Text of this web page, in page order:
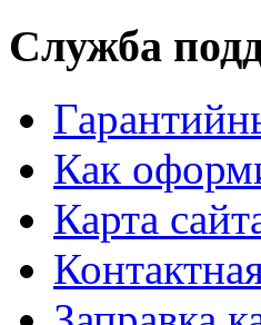
Служба
Как
Карта